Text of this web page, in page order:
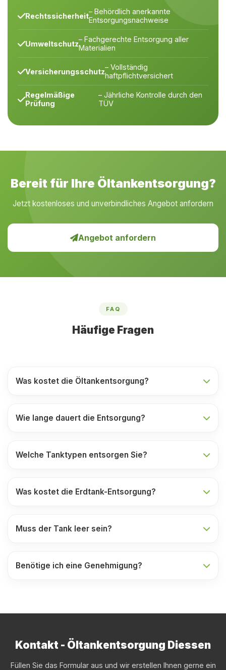
Rechtssicherheit– Behördlich anerkannte
Entsorgungsnachweise
Umweltschutz– Fachgerechte Entsorgung aller
Materialien
Versicherungsschutz– Vollständig
haftpflichtversichert
Regelmäßige
Prüfung
– Jährliche Kontrolle durch den
TÜV
Bereit für Ihre Öltankentsorgung?
Jetzt kostenloses und unverbindliches Angebot anfordern
Angebot anfordern
FAQ
Häufige Fragen
Was kostet die Öltankentsorgung?
Wie lange dauert die Entsorgung?
Welche Tanktypen entsorgen Sie?
Was kostet die Erdtank-Entsorgung?
Muss der Tank leer sein?
Benötige ich eine Genehmigung?
Kontakt - Öltankentsorgung Diessen
Füllen Sie das Formular aus und wir erstellen Ihnen gerne ein